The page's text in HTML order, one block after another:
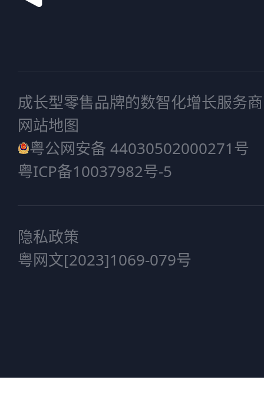
成长型零售品牌的数智化增长服务商
网站地图
粤公网安备 44030502000271号
粤ICP备10037982号-5
隐私政策
粤网文[2023]1069-079号